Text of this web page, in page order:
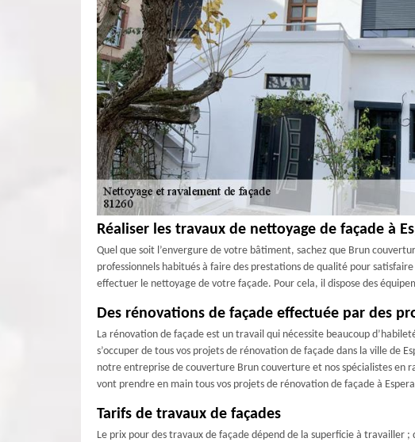
Réaliser les travaux de nettoyage de façade à
Quel que soit l’envergure de votre bâtiment, sachez que Brun
professionnels habitués à faire des prestations de qualité pour
effectuer le nettoyage de votre façade. Pour cela, il dispose des
Des rénovations de façade effectuée par des
La rénovation de façade est un travail qui nécessite beaucoup
s’occuper de tous vos projets de rénovation de façade dans la ville de
notre entreprise de couverture Brun couverture et nos spécialistes en
vont prendre en main tous vos projets de rénovation de façade à
Tarifs de travaux de façades
Le prix pour des travaux de façade dépend de la superficie à